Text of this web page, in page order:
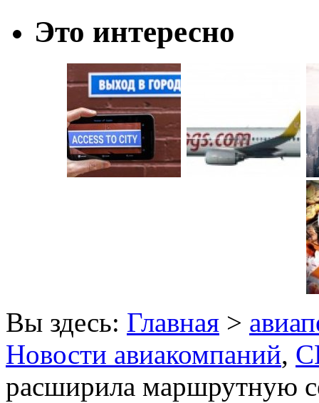
Это интересно
Вы здесь: Главная >
Новости авиакомпаний,
расширила маршрутную